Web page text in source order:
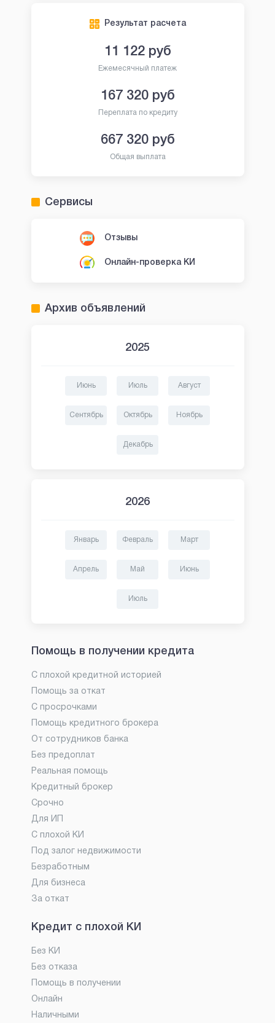
Результат расчета
11 122руб
Ежемесячный платеж
167 320руб
Переплата по кредиту
667 320руб
Общая выплата
Сервисы
Отзывы
Онлайн-проверка КИ
Архив объявлений
2025
Июнь Июль Август
Сентябрь Октябрь Ноябрь
Декабрь
2026
Январь Февраль Март
Апрель Май Июнь
Июль
Помощь в получении кредита
С плохой кредитной историей
Помощь за откат
С просрочками
Помощь кредитного брокера
От сотрудников банка
Без предоплат
Реальная помощь
Кредитный брокер
Срочно
Для ИП
С плохой КИ
Под залог недвижимости
Безработным
Для бизнеса
За откат
Кредит с плохой КИ
Без КИ
Без отказа
Помощь в получении
Онлайн
Наличными